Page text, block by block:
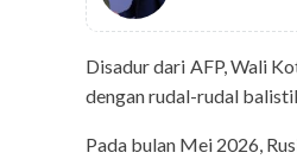
Disadur dari AFP, Wali
dengan rudal-rudal
Pada bulan Mei 2026,